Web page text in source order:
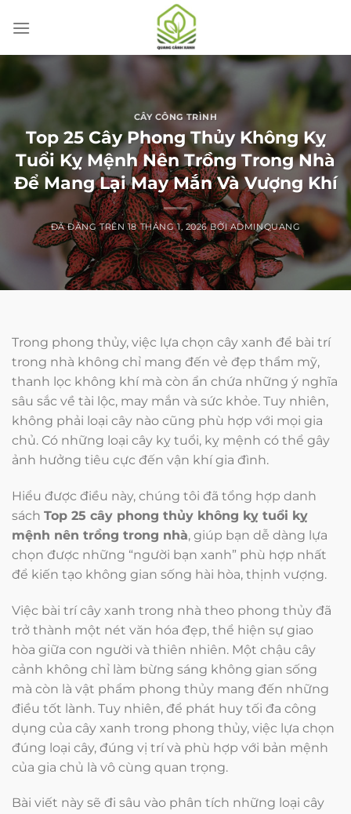
đến
dung
CÂY CÔNG TRÌNH
Top 25 Cây Phong Thủy Không Kỵ
Tuổi Kỵ Mệnh Nên Trồng Trong Nhà
Để Mang Lại May Mắn Và Vượng Khí
ĐÃ ĐĂNG TRÊN18 THÁNG 1, 2026 BỞIADMINQUANG
Trong phong thủy, việc lựa chọn cây xanh để bài trí
trong nhà không chỉ mang đến vẻ đẹp thẩm mỹ,
thanh lọc không khí mà còn ẩn chứa những ý nghĩa
sâu sắc về tài lộc, may mắn và sức khỏe. Tuy nhiên,
không phải loại cây nào cũng phù hợp với mọi gia
chủ. Có những loại cây kỵ tuổi, kỵ mệnh có thể gây
ảnh hưởng tiêu cực đến vận khí gia đình.
Hiểu được điều này, chúng tôi đã tổng hợp danh
sách Top 25 cây phong thủy không kỵ tuổi kỵ
mệnh nên trồng trong nhà, giúp bạn dễ dàng lựa
chọn được những “người bạn xanh” phù hợp nhất
để kiến tạo không gian sống hài hòa, thịnh vượng.
Việc bài trí cây xanh trong nhà theo phong thủy đã
trở thành một nét văn hóa đẹp, thể hiện sự giao
hòa giữa con người và thiên nhiên. Một chậu cây
cảnh không chỉ làm bừng sáng không gian sống
mà còn là vật phẩm phong thủy mang đến những
điều tốt lành. Tuy nhiên, để phát huy tối đa công
dụng của cây xanh trong phong thủy, việc lựa chọn
đúng loại cây, đúng vị trí và phù hợp với bản mệnh
của gia chủ là vô cùng quan trọng.
Bài viết này sẽ đi sâu vào phân tích những loại cây